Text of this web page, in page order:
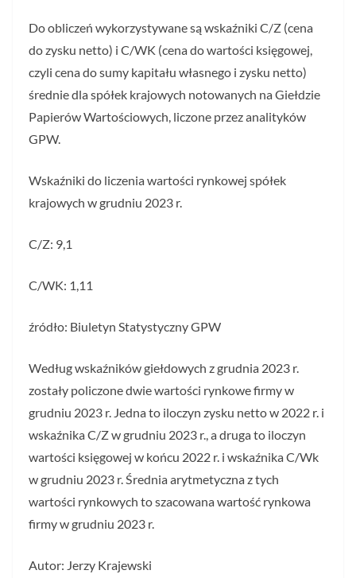
Do obliczeń wykorzystywane są wskaźniki C/Z (cena
do zysku netto) i C/WK (cena do wartości księgowej,
czyli cena do sumy kapitału własnego i zysku netto)
średnie dla spółek krajowych notowanych na Giełdzie
Papierów Wartościowych, liczone przez analityków
GPW.
Wskaźniki do liczenia wartości rynkowej spółek
krajowych w grudniu 2023 r.
C/Z: 9,1
C/WK: 1,11
źródło: Biuletyn Statystyczny GPW
Według wskaźników giełdowych z grudnia 2023 r.
zostały policzone dwie wartości rynkowe firmy w
grudniu 2023 r. Jedna to iloczyn zysku netto w 2022 r. i
wskaźnika C/Z w grudniu 2023 r., a druga to iloczyn
wartości księgowej w końcu 2022 r. i wskaźnika C/Wk
w grudniu 2023 r. Średnia arytmetyczna z tych
wartości rynkowych to szacowana wartość rynkowa
firmy w grudniu 2023 r.
Autor: Jerzy Krajewski